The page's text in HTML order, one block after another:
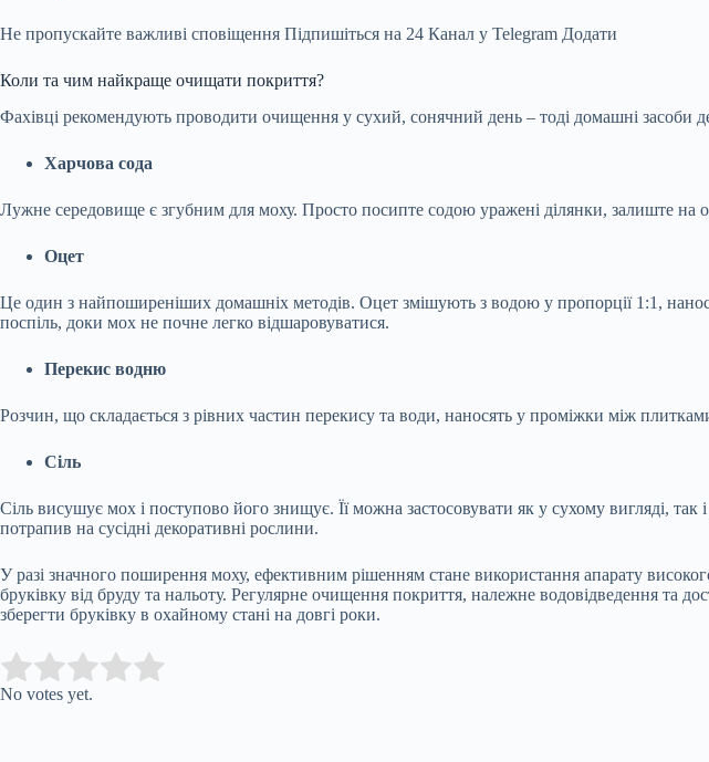
Не пропускайте важливі сповіщення Підпишіться на 24 Канал у Telegram Додати
Коли та чим найкраще очищати покриття?
Фахівці рекомендують проводити очищення у сухий, сонячний день – тоді домашні засоби
Харчова сода
Лужне середовище є згубним для моху. Просто посипте содою уражені ділянки, залиште на
Оцет
Це один з найпоширеніших домашніх методів. Оцет змішують з водою у пропорції 1:1,
поспіль, доки мох не почне легко відшаровуватися.
Перекис водню
Розчин, що складається з рівних частин перекису та води, наносять у проміжки між
Сіль
Сіль висушує мох і поступово його знищує. Її можна застосовувати як у сухому вигляді,
потрапив на сусідні декоративні рослини.
У разі значного поширення моху, ефективним рішенням стане використання апарату
бруківку від бруду та нальоту. Регулярне очищення покриття, належне водовідведення та
зберегти бруківку в охайному стані на довгі роки.
Rate this item:
No votes yet.